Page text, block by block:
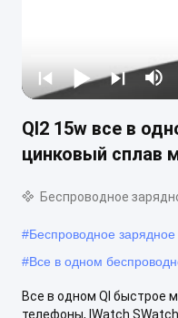
QI2 15w все в
цинковый сплав
Беспроводное
#Беспроводное зарядное
#Все в одном
Все в одном QI быстрое
телефоны, IWatch